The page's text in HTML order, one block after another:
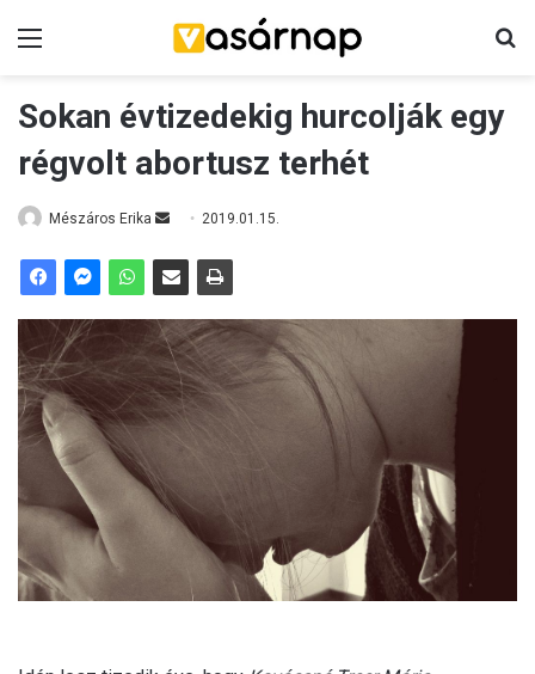
Sokan évtizedekig hurcolják egy
régvolt abortusz terhét
Mészáros Erika
n
n
e
l
2019.01.15.